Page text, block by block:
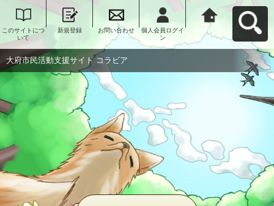
このサイトにつ
いて
新規登録 お問い合わせ
個人会員ログイ
ン
大府市民活動支
援サイト コラビ
アへ戻る
大府市民活動支援サイト コラビア